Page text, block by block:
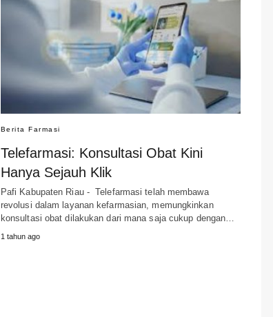
Berita Farmasi
Telefarmasi: Konsultasi Obat Kini
Hanya Sejauh Klik
Pafi Kabupaten Riau - Telefarmasi telah membawa
revolusi dalam layanan kefarmasian, memungkinkan
konsultasi obat dilakukan dari mana saja cukup dengan…
1 tahun ago